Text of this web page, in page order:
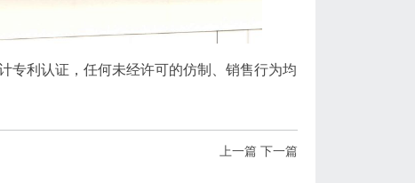
专利认证，任何未经许可的仿制、销售行为均
上一篇 下一篇